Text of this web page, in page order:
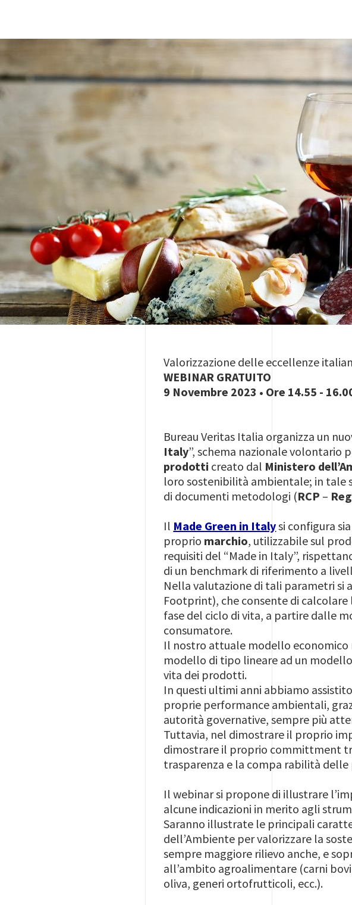
Valorizzazione delle eccellenze
WEBINAR GRATUITO
9 Novembre 2023 • Ore 14.55 -
Bureau Veritas Italia organizza un
Italy”, schema nazionale volontario
prodotti creato dal Ministero
loro sostenibilità ambientale; in tale
di documenti metodologi (RCP –
Il Made Green in Italysi configura
proprio marchio, utilizzabile sul
requisiti del “Made in Italy”,
di un benchmark di riferimento a
Nella valutazione di tali parametri si
Footprint), che consente di
fase del ciclo di vita, a partire dalle
consumatore.
Il nostro attuale modello economico
modello di tipo lineare ad un
vita dei prodotti.
In questi ultimi anni abbiamo
proprie performance ambientali,
autorità governative, sempre più
Tuttavia, nel dimostrare il proprio
dimostrare il proprio committment
trasparenza e la compa rabilità
Il webinar si propone di illustrare
alcune indicazioni in merito agli
Saranno illustrate le principali
dell’Ambiente per valorizzare la
sempre maggiore rilievo anche, e
all’ambito agroalimentare (carni
oliva, generi ortofrutticoli, ecc.).